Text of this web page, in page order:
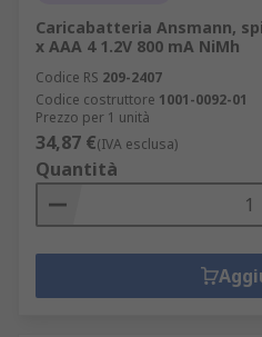
Caricabatteria Ansmann,
x AAA 4 1.2V 800 mA NiMh
Codice RS 209-2407
Codice costruttore 1001-0092-01
Prezzo per 1 unità
34,87 €(IVA esclusa)
Quantità